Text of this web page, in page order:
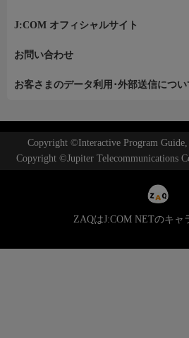
J:COM オフィシャルサイト
お問い合わせ
お客さまのデータ利用･外部送信につい
Copyright ©Interactive Program Guide,
Copyright ©Jupiter Telecommunications
ZAQはJ:COM NETのキャ